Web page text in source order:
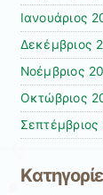
Ιανουάριος
Δεκέμβριος
Νοέμβριος
Οκτώβριος
Σεπτέμβριος